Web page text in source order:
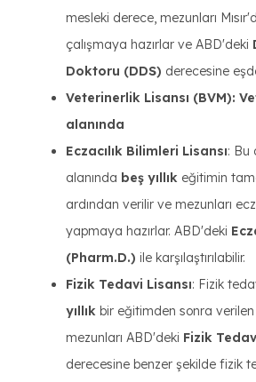
mesleki derece, mezunları
çalışmaya hazırlar ve ABD'deki
Doktoru (DDS) derecesine
Veterinerlik Lisansı (BVM):
alanında
Eczacılık Bilimleri Lisansı: Bu
alanında beş yıllık eğitimin
ardından verilir ve mezunları
yapmaya hazırlar. ABD'deki
(Pharm.D.) ile karşılaştırılabilir.
Fizik Tedavi Lisansı: Fizik
yıllık bir eğitimden sonra
mezunları ABD'deki Fizik
derecesine benzer şekilde fizik